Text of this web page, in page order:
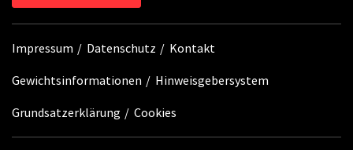
Impressum Datenschutz Kontakt
Gewichtsinformationen Hinweisgebersystem
Grundsatzerklärung Cookies